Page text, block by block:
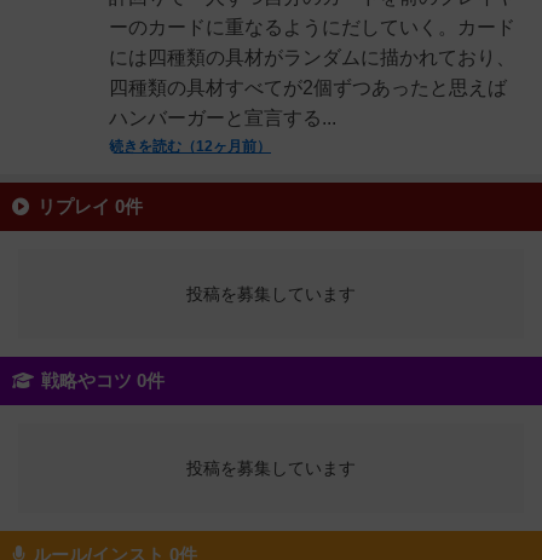
ーのカードに重なるようにだしていく。カード
には四種類の具材がランダムに描かれており、
四種類の具材すべてが2個ずつあったと思えば
ハンバーガーと宣言する...
続きを読む（12ヶ月前）
リプレイ 0件
投稿を募集しています
戦略やコツ 0件
投稿を募集しています
ルール/インスト 0件